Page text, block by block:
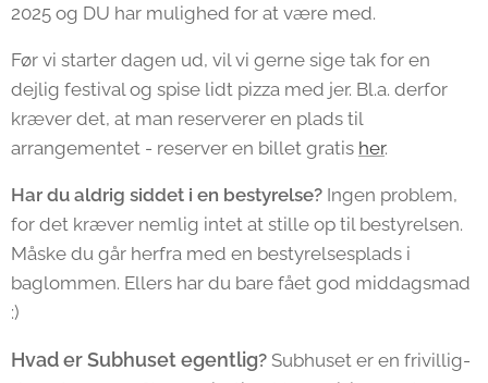
2025 og DU har mulighed for at være med.
Før vi starter dagen ud, vil vi gerne sige tak for en
dejlig festival og spise lidt pizza med jer. Bl.a. derfor
kræver det, at man reserverer en plads til
arrangementet - reserver en billet gratis her.
Har du aldrig siddet i en bestyrelse? Ingen problem,
for det kræver nemlig intet at stille op til bestyrelsen.
Måske du går herfra med en bestyrelsesplads i
baglommen. Ellers har du bare fået god middagsmad
:)
Hvad er Subhuset egentlig? Subhuset er en frivillig-